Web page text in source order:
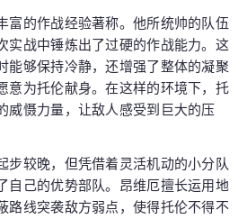
富的作战经验著称。他所统帅的队伍
实战中锤炼出了过硬的作战能力。这
能够保持冷静，还增强了整体的凝聚
意为托伦献身。在这样的环境下，托
威慑力量，让敌人感受到巨大的压
步较晚，但凭借着灵活机动的小分队
自己的优势部队。昂维厄擅长运用地
路线突袭敌方弱点，使得托伦不得不